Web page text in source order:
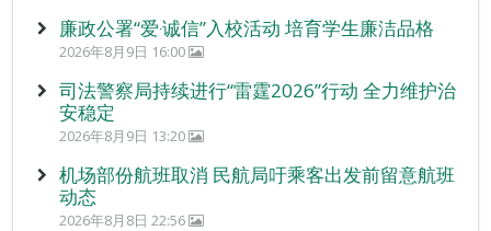
廉政公署“爱‧诚信”入校活动 培育学生廉洁品格
2026年8月9日 16:00
司法警察局持续进行“雷霆2026”行动 全力维护治
安稳定
2026年8月9日 13:20
机场部份航班取消 民航局吁乘客出发前留意航班
动态
2026年8月8日 22:56